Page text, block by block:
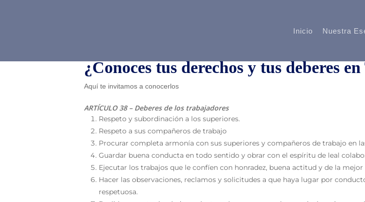
Inicio Nuestra
¿Conoces tus derechos y tus deberes
Aquí te invitamos a conocerlos
ARTÍCULO 38 – Deberes de los trabajadores
Respeto y subordinación a los superiores.
Respeto a sus compañeros de trabajo
Procurar completa armonía con sus superiores y compañeros de trabajo en
Guardar buena conducta en todo sentido y obrar con el espíritu de leal
Ejecutar los trabajos que le confíen con honradez, buena actitud y de la mejor
Hacer las observaciones, reclamos y solicitudes a que haya lugar por
respetuosa.